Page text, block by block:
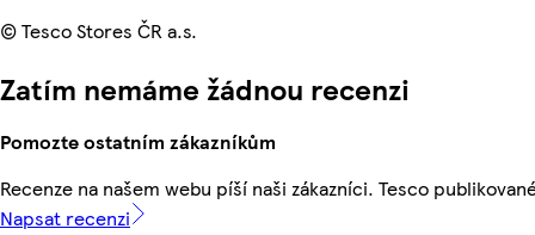
© Tesco Stores ČR a.s.
Zatím nemáme žádnou recenzi
Pomozte ostatním zákazníkům
Recenze na našem webu píší naši zákazníci. Tesco
Napsat recenzi